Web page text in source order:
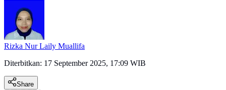
Rizka Nur Laily Muallifa
Diterbitkan: 17 September 2025, 17:09 WIB
Share